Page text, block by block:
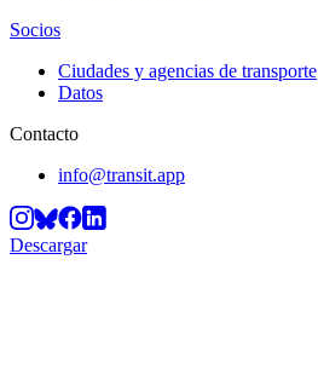
Socios
Ciudades y agencias de transporte
Datos
Contacto
info@transit.app
Descargar